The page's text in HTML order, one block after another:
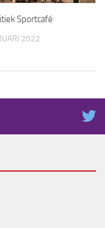
Sportcafé
2022